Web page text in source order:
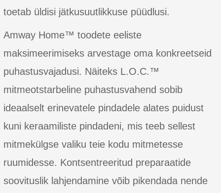
toetab üldisi jätkusuutlikkuse püüdlusi.
Amway Home™ toodete eeliste
maksimeerimiseks arvestage oma konkreetseid
puhastusvajadusi. Näiteks L.O.C.™
mitmeotstarbeline puhastusvahend sobib
ideaalselt erinevatele pindadele alates puidust
kuni keraamiliste pindadeni, mis teeb sellest
mitmekülgse valiku teie kodu mitmetesse
ruumidesse. Kontsentreeritud preparaatide
soovituslik lahjendamine võib pikendada nende